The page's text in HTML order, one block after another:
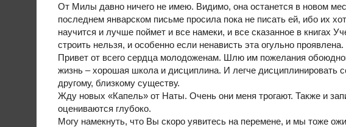
От Милы давно ничего не имею. Видимо, она останется в новом
последнем январском письме просила пока не писать ей, ибо их
научится и лучше поймет и все намеки, и все сказанное в книгах
строить нельзя, и особенно если ненависть эта огульно проявлена.
Привет от всего сердца молодоженам. Шлю им пожелания
жизнь – хорошая школа и дисциплина. И легче дисциплинировать
другому, близкому существу.
Жду новых «Капель» от Наты. Очень они меня трогают. Также и
оцениваются глубоко.
Могу намекнуть, что Вы скоро уявитесь на перемене, и мы тоже